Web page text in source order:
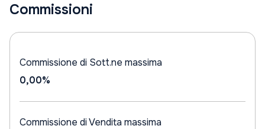
Commissioni
Commissione di Sott.ne massima
0,00%
Commissione di Vendita massima